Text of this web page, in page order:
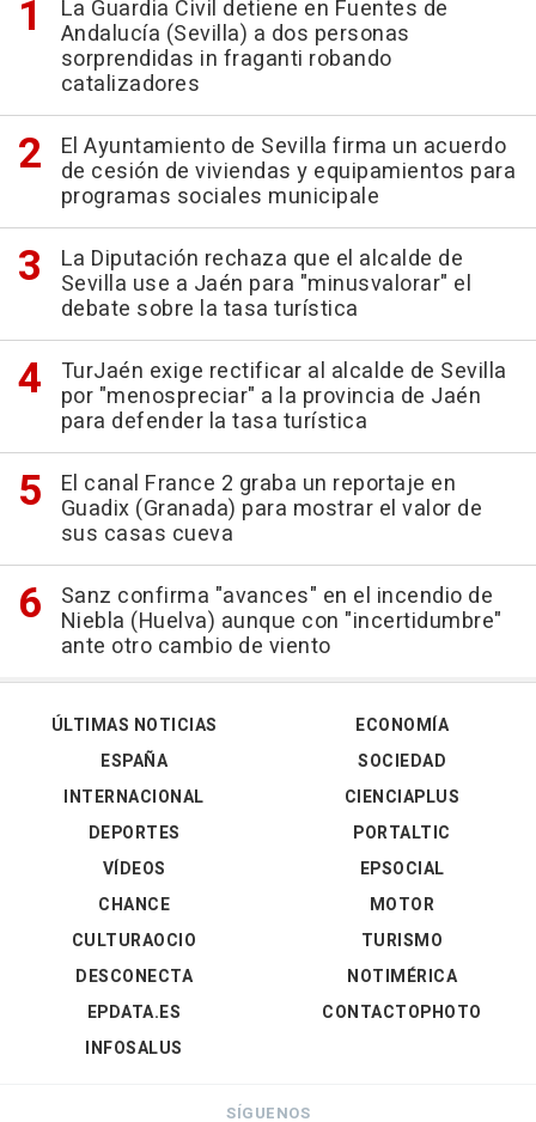
La Guardia Civil detiene en Fuentes de
Andalucía (Sevilla) a dos personas
sorprendidas in fraganti robando
catalizadores
El Ayuntamiento de Sevilla firma un acuerdo
de cesión de viviendas y equipamientos para
programas sociales municipale
La Diputación rechaza que el alcalde de
Sevilla use a Jaén para "minusvalorar" el
debate sobre la tasa turística
TurJaén exige rectificar al alcalde de Sevilla
por "menospreciar" a la provincia de Jaén
para defender la tasa turística
El canal France 2 graba un reportaje en
Guadix (Granada) para mostrar el valor de
sus casas cueva
Sanz confirma "avances" en el incendio de
Niebla (Huelva) aunque con "incertidumbre"
ante otro cambio de viento
ÚLTIMAS NOTICIAS
ESPAÑA
INTERNACIONAL
DEPORTES
VÍDEOS
ECONOMÍA
SOCIEDAD
CIENCIAPLUS
PORTALTIC
EPSOCIAL
CHANCE
CULTURAOCIO
DESCONECTA
EPDATA.ES
INFOSALUS
MOTOR
TURISMO
NOTIMÉRICA
CONTACTOPHOTO
SÍGUENOS